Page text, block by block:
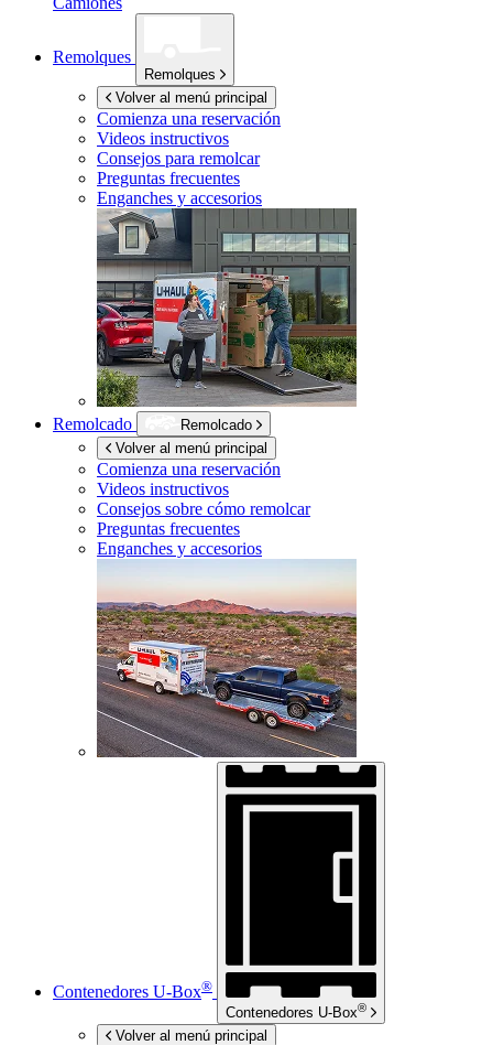
Remolques
Remolques
Volver al menú principal
Comienza una reservación
Videos instructivos
Consejos para remolcar
Preguntas frecuentes
Enganches y accesorios
Remolcado
Remolcado
Volver al menú principal
Comienza una reservación
Videos instructivos
Consejos sobre cómo remolcar
Preguntas frecuentes
Enganches y accesorios
Contenedores U-Box®
Contenedores U-Box®
Volver al menú principal